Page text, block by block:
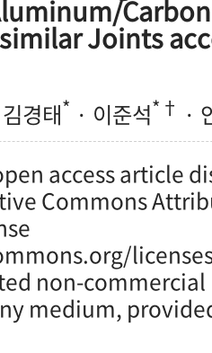
Joints
경태* · 이준석*† ·
access article
Commons
non-
medium,